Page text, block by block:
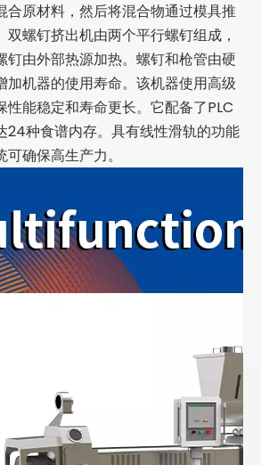
合原材料，然后将混合物通过模具推
螺钉挤出机由两个平行螺钉组成，
钉由外部热源加热。螺钉和枪管由硬
加机器的使用寿命。该机器使用高级
性能稳定和寿命更长。它配备了PLC
24种食谱内存。具有线性滑轨的功能
确保高生产力。